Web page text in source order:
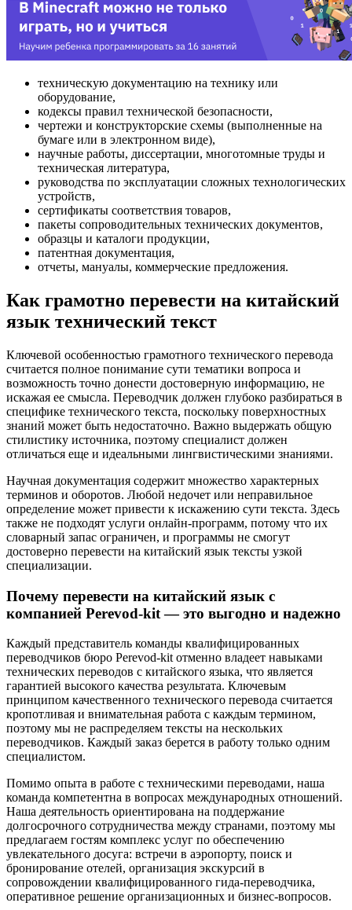
техническую документацию на технику или
оборудование,
кодексы правил технической безопасности,
чертежи и конструкторские схемы (выполненные на
бумаге или в электронном виде),
научные работы, диссертации, многотомные труды и
техническая литература,
руководства по эксплуатации сложных технологических
устройств,
сертификаты соответствия товаров,
пакеты сопроводительных технических документов,
образцы и каталоги продукции,
патентная документация,
отчеты, мануалы, коммерческие предложения.
Как грамотно перевести на китайский
язык технический текст
Ключевой особенностью грамотного технического перевода
считается полное понимание сути тематики вопроса и
возможность точно донести достоверную информацию, не
искажая ее смысла. Переводчик должен глубоко разбираться в
специфике технического текста, поскольку поверхностных
знаний может быть недостаточно. Важно выдержать общую
стилистику источника, поэтому специалист должен
отличаться еще и идеальными лингвистическими знаниями.
Научная документация содержит множество характерных
терминов и оборотов. Любой недочет или неправильное
определение может привести к искажению сути текста. Здесь
также не подходят услуги онлайн-программ, потому что их
словарный запас ограничен, и программы не смогут
достоверно перевести на китайский язык тексты узкой
специализации.
Почему перевести на китайский язык с
компанией Perevod-kit — это выгодно и надежно
Каждый представитель команды квалифицированных
переводчиков бюро Perevod-kit отменно владеет навыками
технических переводов с китайского языка, что является
гарантией высокого качества результата. Ключевым
принципом качественного технического перевода считается
кропотливая и внимательная работа с каждым термином,
поэтому мы не распределяем тексты на нескольких
переводчиков. Каждый заказ берется в работу только одним
специалистом.
Помимо опыта в работе с техническими переводами, наша
команда компетентна в вопросах международных отношений.
Наша деятельность ориентирована на поддержание
долгосрочного сотрудничества между странами, поэтому мы
предлагаем гостям комплекс услуг по обеспечению
увлекательного досуга: встречи в аэропорту, поиск и
бронирование отелей, организация экскурсий в
сопровождении квалифицированного гида-переводчика,
оперативное решение организационных и бизнес-вопросов.